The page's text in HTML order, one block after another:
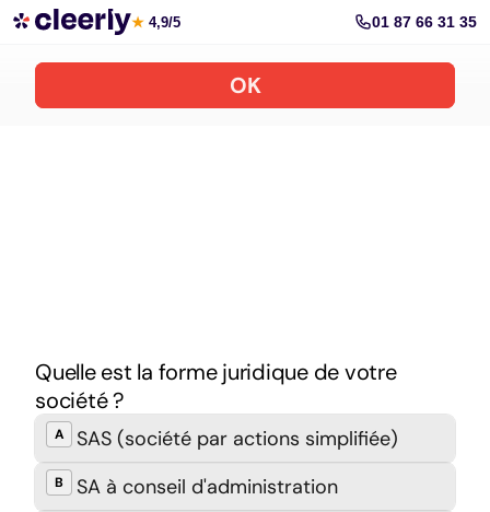
Simulateur de trésorerie d’entreprise
★ 4,9/5 01 87 66 31 35